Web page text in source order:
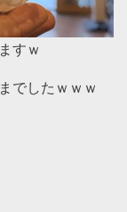
すｗ
でしたｗｗｗ